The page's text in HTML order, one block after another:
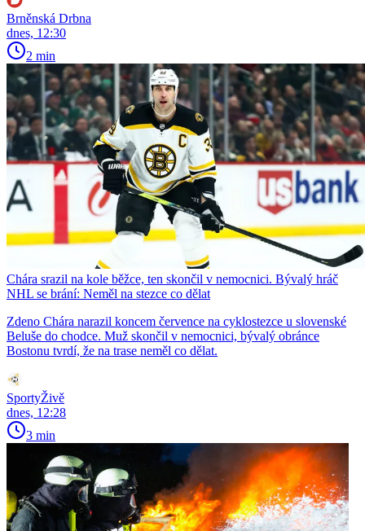
Brněnská Drbna
dnes, 12:30
2 min
Chára srazil na kole běžce, ten skončil v nemocnici. Bývalý hráč
NHL se brání: Neměl na stezce co dělat
Zdeno Chára narazil koncem července na cyklostezce u slovenské
Beluše do chodce. Muž skončil v nemocnici, bývalý obránce
Bostonu tvrdí, že na trase neměl co dělat.
SportyŽivě
dnes, 12:28
3 min